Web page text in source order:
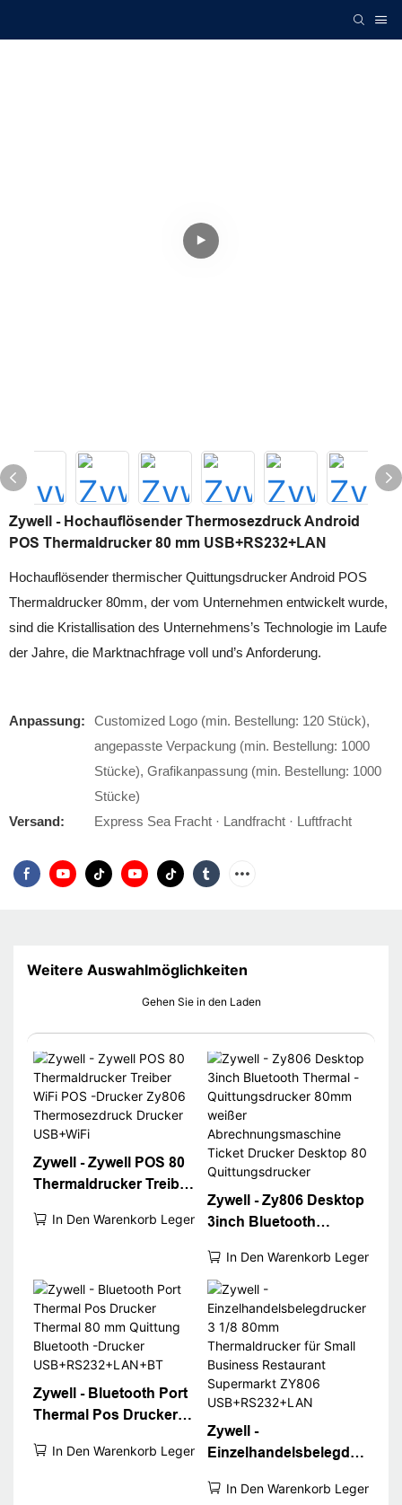
Zywell - Hochauflösender Thermosezdruck Android
POS Thermaldrucker 80 mm USB+RS232+LAN
Hochauflösender thermischer Quittungsdrucker Android POS
Thermaldrucker 80mm, der vom Unternehmen entwickelt wurde,
sind die Kristallisation des Unternehmens’s Technologie im Laufe
der Jahre, die Marktnachfrage voll und’s Anforderung.
Anpassung:
Customized Logo (min. Bestellung: 120 Stück),
angepasste Verpackung (min. Bestellung: 1000
Stücke), Grafikanpassung (min. Bestellung: 1000
Stücke)
Versand:
Express Sea Fracht · Landfracht · Luftfracht
Weitere Auswahlmöglichkeiten
Gehen Sie in den Laden
Zywell - Zywell POS 80
Thermaldrucker Treiber
Zy806 Thermosezdruck
In Den Warenkorb Legen
Zywell - Zy806 Desktop
3inch Bluetooth
Quittungsdrucker
80mm weißer
Abrechnungsmaschine
Ticket Drucker Desktop
80 Quittungsdrucker
In Den Warenkorb Legen
Zywell - Bluetooth Port
Thermal Pos Drucker
Quittung Bluetooth -
In Den Warenkorb Legen
Zywell -
Einzelhandelsbelegdru
Thermaldrucker für
In Den Warenkorb Legen